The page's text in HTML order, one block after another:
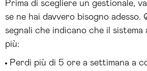
Prima di scegliere un gestionale,
se ne hai davvero bisogno adesso.
segnali che indicano che il
più:
Perdi più di 5 ore a settimana a